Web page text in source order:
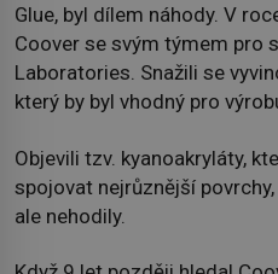
Glue, byl dílem náhody. V
Coover se svým týmem pro
Laboratories. Snažili se
který by byl vhodný pro
Objevili tzv. kyanoakryláty,
spojovat nejrůznější
ale nehodily.